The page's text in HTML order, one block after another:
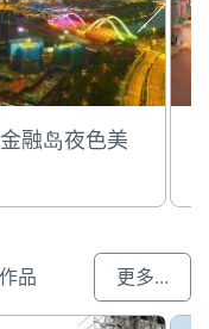
融岛夜色美
品 更多...